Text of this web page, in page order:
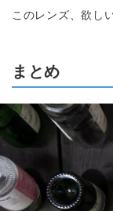
このレンズ、欲しい
まとめ